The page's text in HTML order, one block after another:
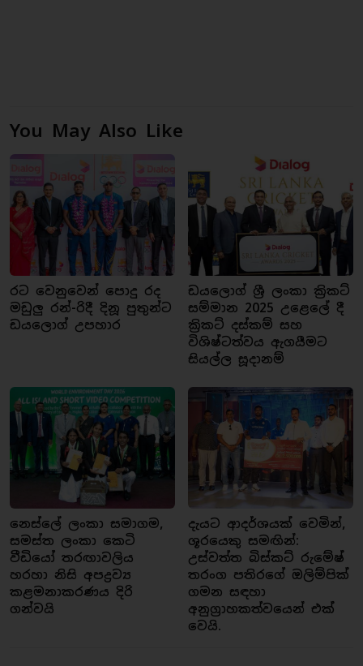
You May Also Like
රට වෙනුවෙන් පොදු රද
මඩුලු රන්-රිදී දිනූ පුතුන්ට
ඩයලොග් උපහාර
ඩයලොග් ශ්‍රී ලංකා ක්‍රිකට්
සම්මාන 2025 උළෙලේ දී
ක්‍රිකට් දස්කම් සහ
විශිෂ්ටත්වය ඇගයීමට
සියල්ල සූදානම්
නෙස්ලේ ලංකා සමාගම,
සමස්ත ලංකා කෙටි
වීඩියෝ තරඟාවලිය
හරහා නිසි අපද්‍රව්‍ය
කළමනාකරණය දිරි
ගන්වයි
දැයට ආදර්ශයක් වෙමින්,
ශූරයෙකු සමඟින්:
උස්වත්ත බිස්කට් රුමේෂ්
තරංග පතිරගේ ඔලිම්පික්
ගමන සඳහා
අනුග්‍රාහකත්වයෙන් එක්
වෙයි.